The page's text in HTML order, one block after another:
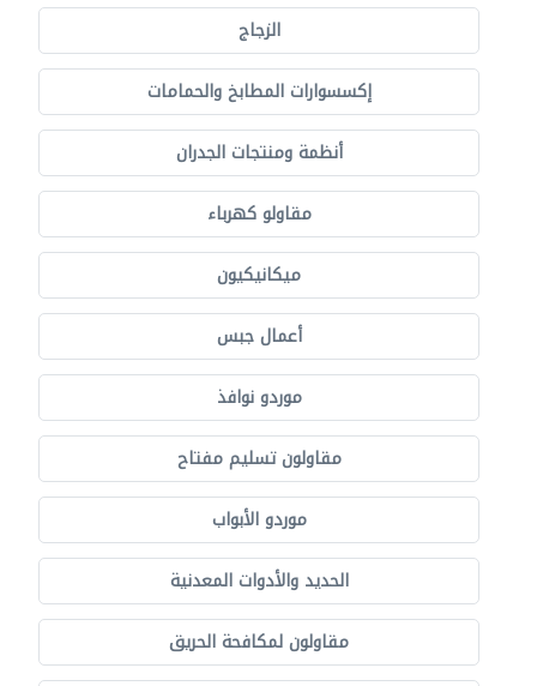
الزجاج
إكسسوارات المطابخ والحمامات
أنظمة ومنتجات الجدران
مقاولو كهرباء
ميكانيكيون
أعمال جبس
موردو نوافذ
مقاولون تسليم مفتاح
موردو الأبواب
الحديد والأدوات المعدنية
مقاولون لمكافحة الحريق